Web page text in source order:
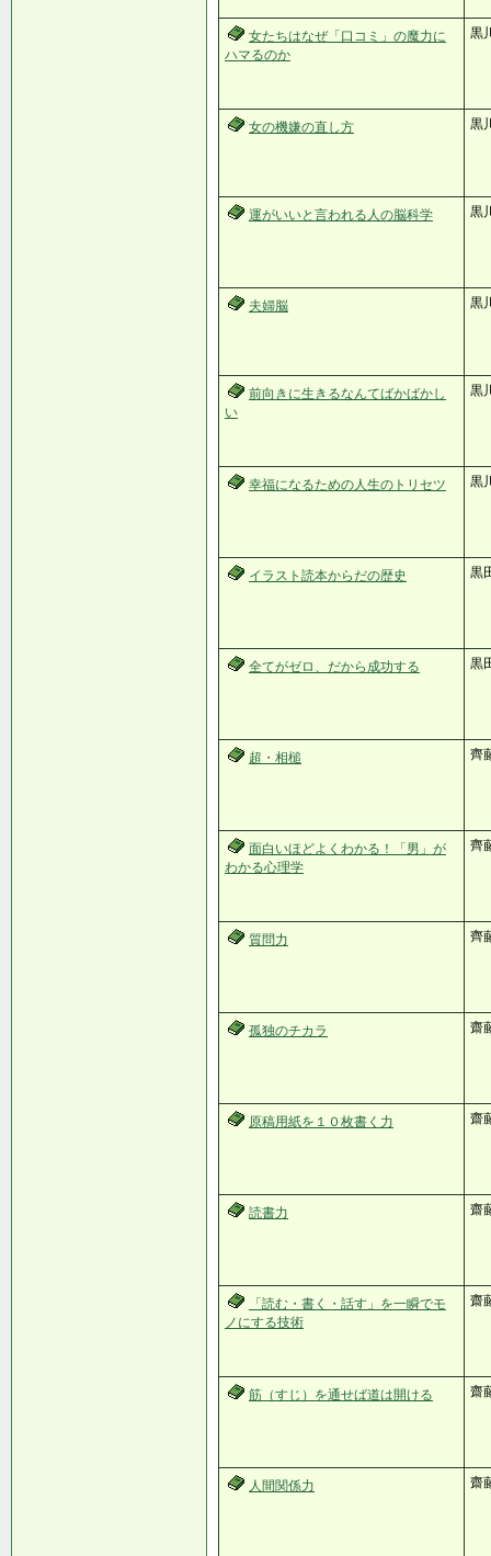
女たちはなぜ「口コミ」の魔力に
ハマるのか
黒
女の機嫌の直し方 黒
運がいいと言われる人の脳科学 黒
夫婦脳 黒
前向きに生きるなんてばかばかし
い
黒
幸福になるための人生のトリセツ 黒
イラスト読本からだの歴史 黒
全てがゼロ、だから成功する 黒
超・相槌 齊
面白いほどよくわかる！「男」が
わかる心理学
齊
質問力 齊
孤独のチカラ 齋
原稿用紙を１０枚書く力 齋
読書力 齋
「読む・書く・話す」を一瞬でモ
ノにする技術
齋
筋（すじ）を通せば道は開ける 齋
人間関係力 齋